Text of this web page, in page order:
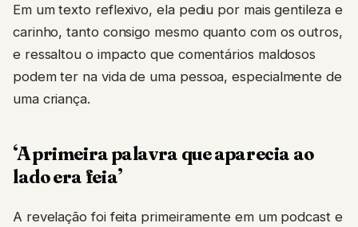
Em um texto reflexivo, ela pediu por mais gentileza e
carinho, tanto consigo mesmo quanto com os outros,
e ressaltou o impacto que comentários maldosos
podem ter na vida de uma pessoa, especialmente de
uma criança.
‘A primeira palavra que aparecia ao
lado era feia’
A revelação foi feita primeiramente em um podcast e